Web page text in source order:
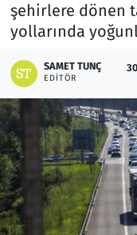
şehirlere dönen
yollarında
SAMET TUNÇ
EDITÖR
Memur ve
Otomobil
Oyun
Ramazan
Resmi İlanlar
Rüya Tabirleri